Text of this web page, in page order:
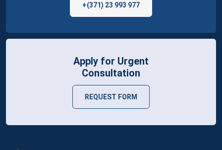
+(371) 23 993 977
Apply for Urgent
Consultation
REQUEST FORM